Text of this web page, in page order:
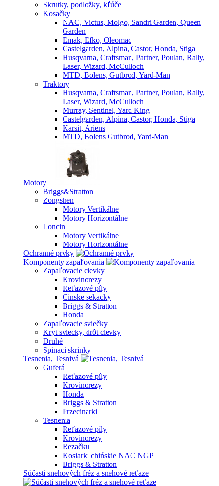
Skrutky, podložky, kľúče
Kosačky
NAC, Victus, Molgo, Sandri Garden, Queen
Garden
Emak, Efko, Oleomac
Castelgarden, Alpina, Castor, Honda, Stiga
Husqvarna, Craftsman, Partner, Poulan, Rally,
Laser, Wizard, McCulloch
MTD, Bolens, Gutbrod, Yard-Man
Traktory
Husqvarna, Craftsman, Partner, Poulan, Rally,
Laser, Wizard, McCulloch
Murray, Sentinel, Yard King
Castelgarden, Alpina, Castor, Honda, Stiga
Karsit, Ariens
MTD, Bolens Gutbrod, Yard-Man
Motory
Briggs&Stratton
Zongshen
Motory Vertikálne
Motory Horizontálne
Loncin
Motory Vertikálne
Motory Horizontálne
Ochranné prvky
Komponenty zapaľovania
Zapaľovacie cievky
Krovinorezy
Reťazové píly
Cinske sekacky
Briggs & Stratton
Honda
Zapaľovacie sviečky
Kryt sviecky, drôt cievky
Druhé
Spinaci skrinky
Tesnenia, Tesnivá
Guferá
Reťazové píly
Krovinorezy
Honda
Briggs & Stratton
Przecinarki
Tesnenia
Reťazové píly
Krovinorezy
Rezačku
Kosiarki chińskie NAC NGP
Briggs & Stratton
Súčasti snehových fréz a snehové reťaze